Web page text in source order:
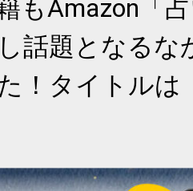
もAmazon「
話題となるな
！タイトルは